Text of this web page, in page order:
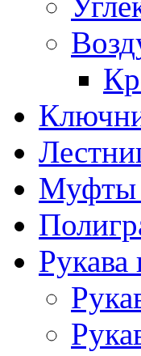
Муфты